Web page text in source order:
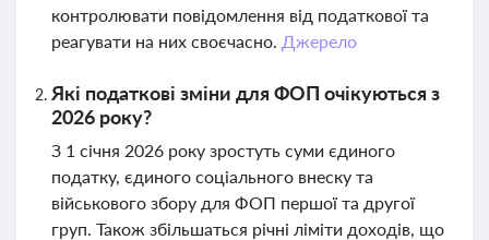
контролювати повідомлення від податкової та
реагувати на них своєчасно. Джерело
Які податкові зміни для ФОП очікуються з
2026 року?
З 1 січня 2026 року зростуть суми єдиного
податку, єдиного соціального внеску та
військового збору для ФОП першої та другої
груп. Також збільшаться річні ліміти доходів, що